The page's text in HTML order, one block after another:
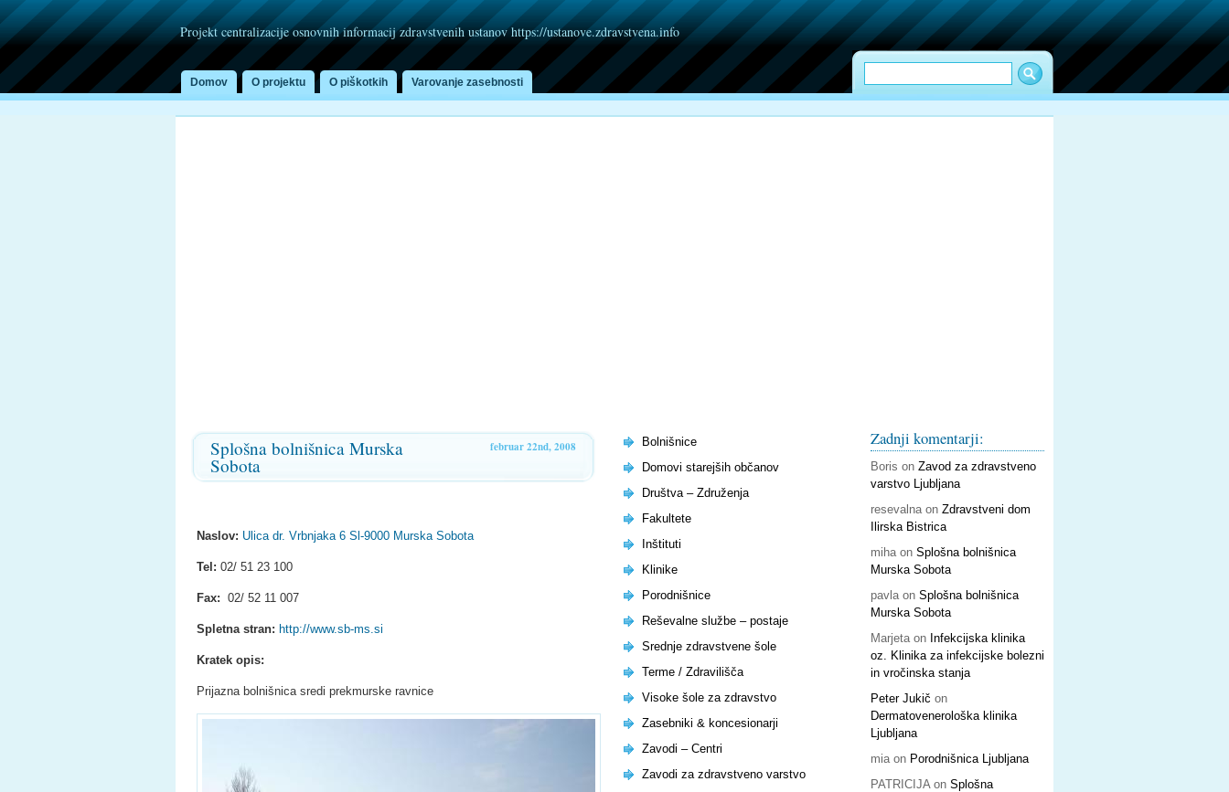
Projekt centralizacije osnovnih informacij zdravstvenih ustanov https://ustanove.zdravstvena.info
Domov O projektu O piškotkih Varovanje zasebnosti
februar 22nd, 2008
Splošna bolnišnica Murska
Sobota
Naslov: Ulica dr. Vrbnjaka 6 Sl-9000 Murska Sobota
Tel: 02/ 51 23 100
Fax: 02/ 52 11 007
Spletna stran: http://www.sb-ms.si
Kratek opis:
Prijazna bolnišnica sredi prekmurske ravnice
Zadnji komentarji:
Boris on Zavod za zdravstveno
varstvo Ljubljana
resevalnaon Zdravstveni dom
Ilirska Bistrica
mihaon Splošna bolnišnica
Murska Sobota
pavlaon Splošna bolnišnica
Murska Sobota
Marjetaon Infekcijska klinika
oz. Klinika za infekcijske bolezni
in vročinska stanja
Peter Jukič on
Dermatovenerološka klinika
Ljubljana
miaon Porodnišnica Ljubljana
PATRICIJAon Splošna
Bolnišnice
Domovi starejših občanov
Društva – Združenja
Fakultete
Inštituti
Klinike
Porodnišnice
Reševalne službe – postaje
Srednje zdravstvene šole
Terme / Zdravilišča
Visoke šole za zdravstvo
Zasebniki & koncesionarji
Zavodi – Centri
Zavodi za zdravstveno varstvo